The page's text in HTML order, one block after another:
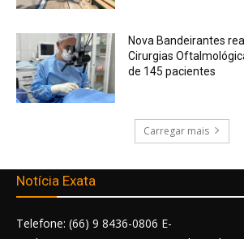
Nova Bandeirantes
Cirurgias
de 145 pacientes
Carregar mais
Notícia Exata
Telefone: (66) 9 8436-0806 E-